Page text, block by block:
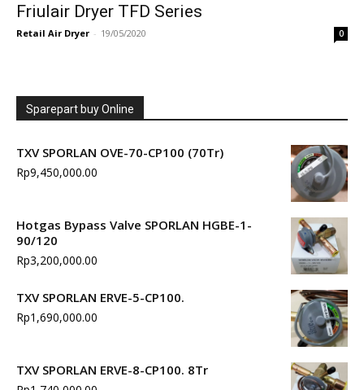
Friulair Dryer TFD Series
Retail Air Dryer - 19/05/2020 0
Sparepart buy Online
TXV SPORLAN OVE-70-CP100 (70Tr)
Rp9,450,000.00
Hotgas Bypass Valve SPORLAN HGBE-1-
90/120
Rp3,200,000.00
TXV SPORLAN ERVE-5-CP100.
Rp1,690,000.00
TXV SPORLAN ERVE-8-CP100. 8Tr